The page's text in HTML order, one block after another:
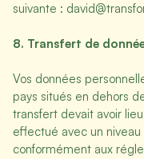
suivante :
8. Transfert de
Vos données
pays situés en dehors
transfert devait avoir
effectué avec un
conformément aux